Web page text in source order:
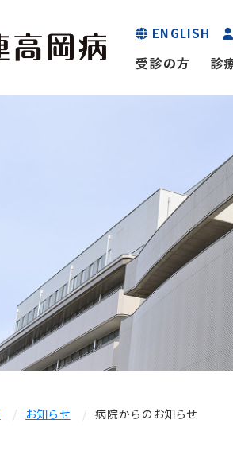
ENGLISH
受診の方 診
お知らせ 病院からのお知らせ